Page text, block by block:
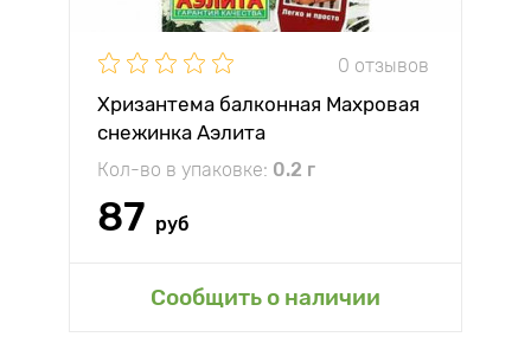
0 отзывов
Хризантема балконная Махровая
снежинка Аэлита
Кол-во в упаковке: 0.2 г
87 руб
Сообщить о наличии